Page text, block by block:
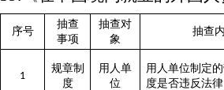
序号
抽查
事项
抽查对
象
抽查
1
规章制
度
用人单
位
用人单位制定
度是否违反法